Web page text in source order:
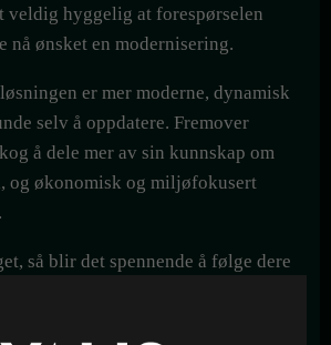
veldig hyggelig at forespørselen
nå ønsket en modernisering.
er mer moderne, dynamisk
selv å oppdatere. Fremover
å dele mer av sin kunnskap om
og økonomisk og miljøfokusert
så blir det spennende å følge dere